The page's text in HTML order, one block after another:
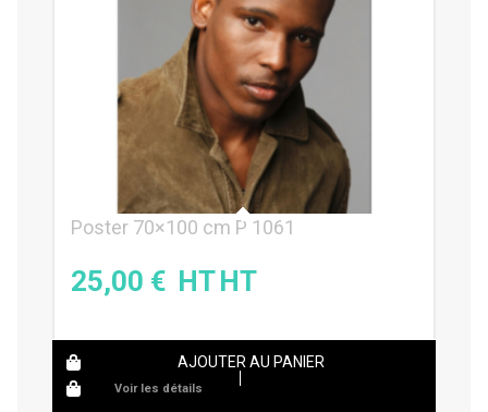
Poster 70×100 cm P 1061
25,00 €
AJOUTER AU PANIER
Voir les détails